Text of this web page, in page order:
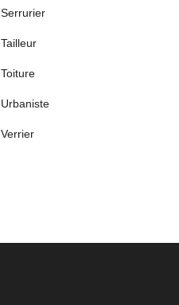
Serrurier
Tailleur
Toiture
Urbaniste
Verrier